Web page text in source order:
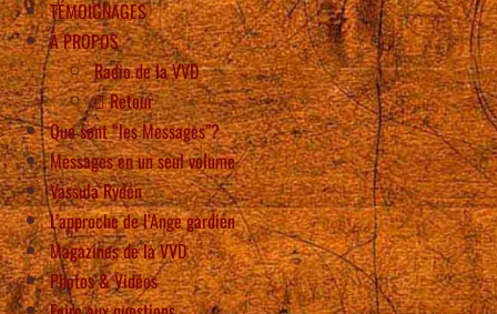
TÉMOIGNAGES
À PROPOS
Radio de la VVD
Retour
Que sont “les Messages”?
Messages en un seul volume
Vassula Rydén
L’approche de l’Ange gardien
Magazines de la VVD
Photos & Vidéos